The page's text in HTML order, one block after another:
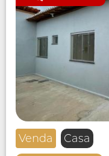
Venda Casa